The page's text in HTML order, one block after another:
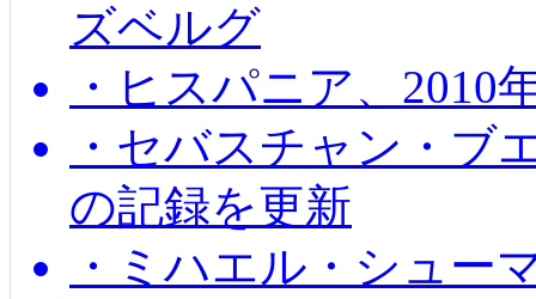
ズベルグ
・ヒスパニア、2010
・セバスチャン・ブ
の記録を更新
・ミハエル・シュー